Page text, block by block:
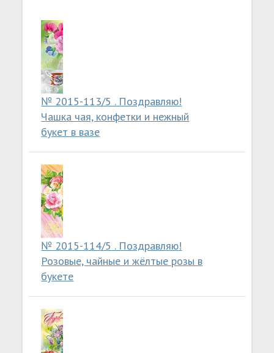
№ 2015-113/5 . Поздравляю!
Чашка чая, конфетки и нежный
букет в вазе
№ 2015-114/5 . Поздравляю!
Розовые, чайные и жёлтые розы в
букете